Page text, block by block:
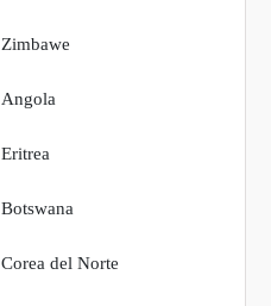
Zimbawe
Angola
Eritrea
Botswana
Corea del Norte